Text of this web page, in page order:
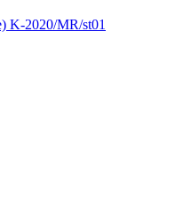
K-2020/MR/st01